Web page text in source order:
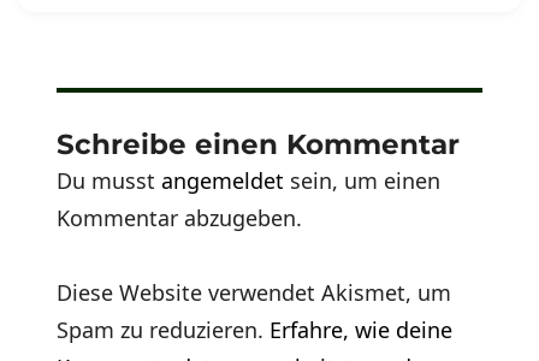
Schreibe einen Kommentar
Du musstangemeldet sein, um einen
Kommentar abzugeben.
Diese Website verwendet Akismet, um
Spam zu reduzieren. Erfahre, wie deine